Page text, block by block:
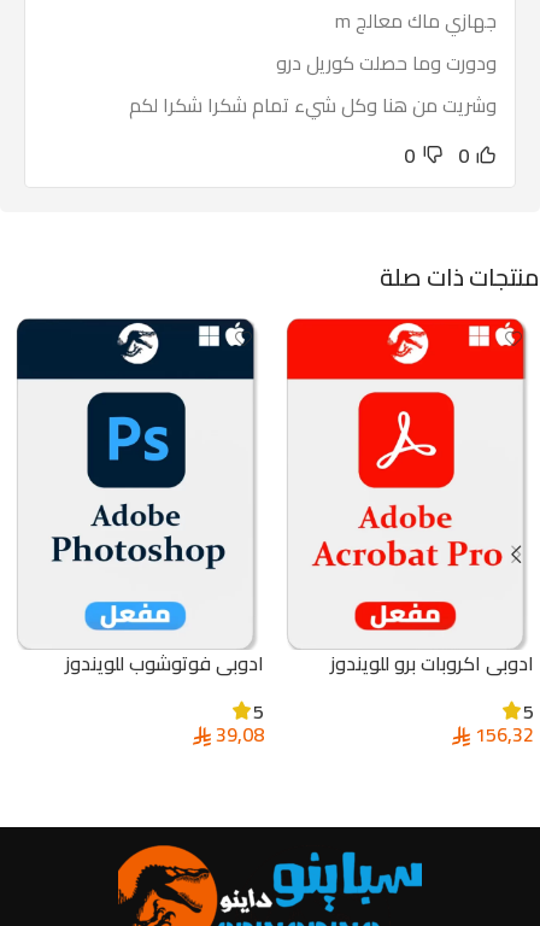
جهازي ماك معالج m
ودورت وما حصلت كوريل درو
وشريت من هنا وكل شيء تمام شكرا شكرا لكم
0
0
منتجات ذات صلة
ادوبي اكروبات برو للويندوز
5
156,32
ادوبي فوتوشوب للويندوز
5
39,08